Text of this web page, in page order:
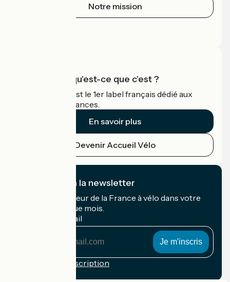
Notre mission
Accueil Vélo qu'est-ce que c'est ?
Accueil Vélo c'est le 1er label français dédié aux
cyclistes en vacances.
En savoir plus
Devenir Accueil Vélo
Je m'abonne à la newsletter
Recevez le meilleur de la France à vélo dans votre
boîte mail chaque mois.
Mon adresse mail
Conditions d'inscription